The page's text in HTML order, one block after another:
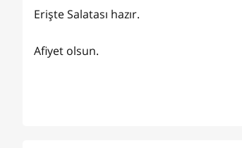
Erişte Salatası hazır.
Afiyet olsun.